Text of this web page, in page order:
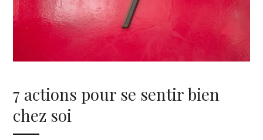
7 actions pour se sentir bien
chez soi